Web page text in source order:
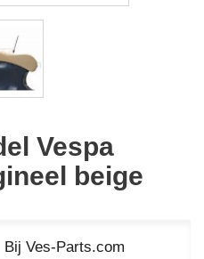
Vespa
beige
Bij Ves-Parts.com